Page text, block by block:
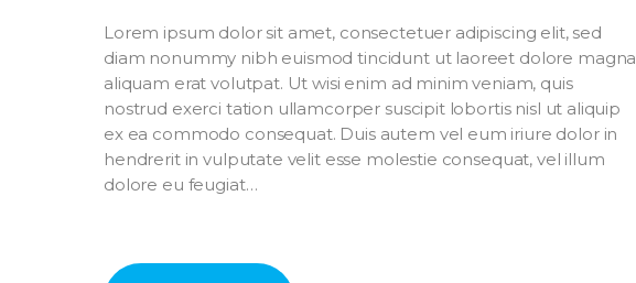
Lorem ipsum dolor sit amet, consectetuer adipiscing elit, sed
diam nonummy nibh euismod tincidunt ut laoreet dolore magna
aliquam erat volutpat. Ut wisi enim ad minim veniam, quis
nostrud exerci tation ullamcorper suscipit lobortis nisl ut aliquip
ex ea commodo consequat. Duis autem vel eum iriure dolor in
hendrerit in vulputate velit esse molestie consequat, vel illum
dolore eu feugiat…